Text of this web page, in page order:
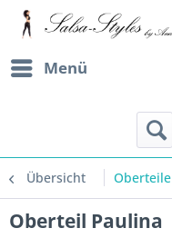
Menü
Übersicht Oberteile
Oberteil Paulina